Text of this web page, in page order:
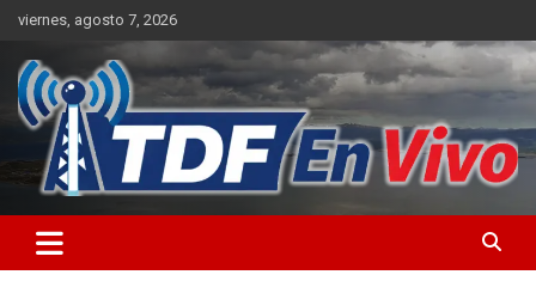
Skip
content
viernes, agosto 7, 2026